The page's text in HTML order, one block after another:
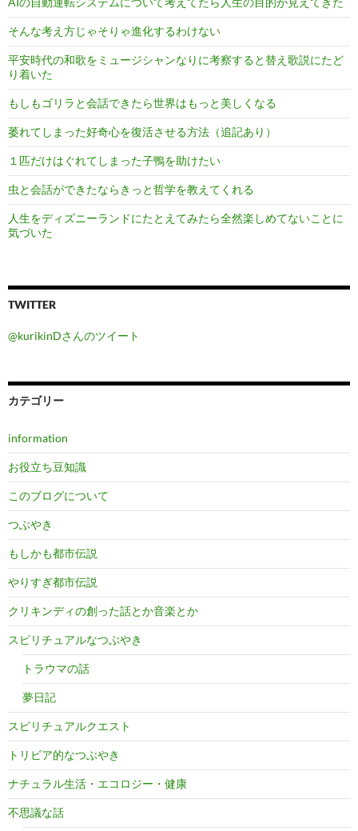
そんな考え方じゃそりゃ進化するわけない
平安時代の和歌をミュージシャンなりに考察すると替え歌説にたど
り着いた
もしもゴリラと会話できたら世界はもっと美しくなる
萎れてしまった好奇心を復活させる方法（追記あり）
１匹だけはぐれてしまった子鴨を助けたい
虫と会話ができたならきっと哲学を教えてくれる
人生をディズニーランドにたとえてみたら全然楽しめてないことに
気づいた
TWITTER
@kurikinDさんのツイート
カテゴリー
information
お役立ち豆知識
このブログについて
つぶやき
もしかも都市伝説
やりすぎ都市伝説
クリキンディの創った話とか音楽とか
スピリチュアルなつぶやき
トラウマの話
夢日記
スピリチュアルクエスト
トリビア的なつぶやき
ナチュラル生活・エコロジー・健康
不思議な話